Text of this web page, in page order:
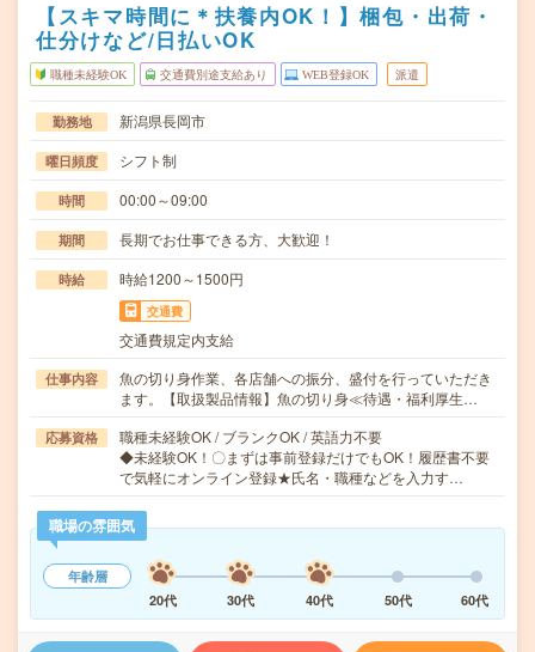
【スキマ時間に＊扶養内OK！】梱包・出荷・
仕分けなど/日払いOK
職種未経験OK 交通費別途支給あり WEB登録OK 派遣
勤務地 新潟県長岡市
曜日頻度 シフト制
時間 00:00～09:00
期間 長期でお仕事できる方、大歓迎！
時給 時給1200～1500円
交通費
交通費規定内支給
仕事内容
魚の切り身作業、各店舗への振分、盛付を行っていただき
ます。【取扱製品情報】魚の切り身≪待遇・福利厚生…
応募資格
職種未経験OK / ブランクOK / 英語力不要
◆未経験OK！〇まずは事前登録だけでもOK！履歴書不要
で気軽にオンライン登録★氏名・職種などを入力す…
職場の雰囲気
年齢層
20代
30代 40代 50代 60代